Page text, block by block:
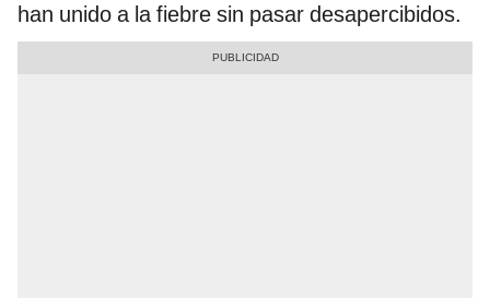
han unido a la fiebre sin pasar desapercibidos.